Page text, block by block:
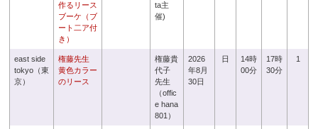
作るリース
ブーケ（ブ
ート二ア付
き）
ta主
催)
east side
tokyo（東
京）
権藤先生
黄色カラー
のリース
権藤貴
代子
先生
（offic
e hana
801）
2026
年8月
30日
日
14時
00分
17時
30分
1